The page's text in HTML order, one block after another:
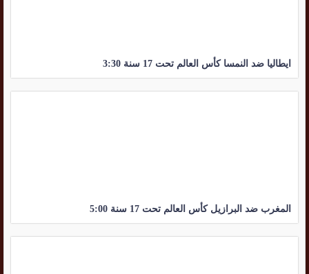
ايطاليا ضد النمسا كأس العالم تحت 17 سنة 3:30
المغرب ضد البرازيل كأس العالم تحت 17 سنة 5:00